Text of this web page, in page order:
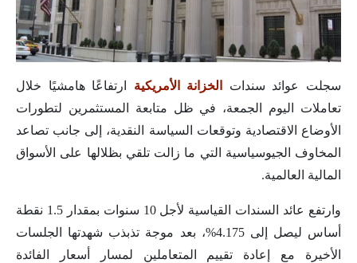
سجلت عوائد سندات الخزانة الأمريكية ارتفاعًا هامشيًا خلال
تعاملات اليوم الجمعة، في ظل متابعة المستثمرين لتطورات
الأوضاع الاقتصادية وتوقعات السياسة النقدية، إلى جانب تصاعد
المخاوف الجيوسياسية التي ما زالت تلقي بظلالها على الأسواق
المالية العالمية.
وارتفع عائد السندات القياسية لأجل 10 سنوات بمقدار 1.5 نقطة
أساس ليصل إلى 4.175%، بعد موجة تذبذب شهدتها الجلسات
الأخيرة مع إعادة تقييم المتعاملين لمسار أسعار الفائدة